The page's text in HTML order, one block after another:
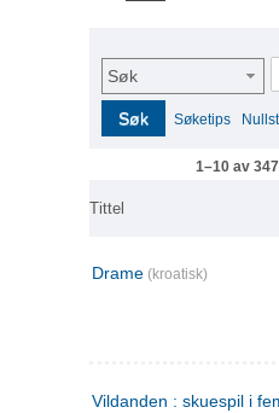
Søk
Søk Søketips
1–10 av 347
Tittel
Drame (kroatisk)
Vildanden : skuespil i